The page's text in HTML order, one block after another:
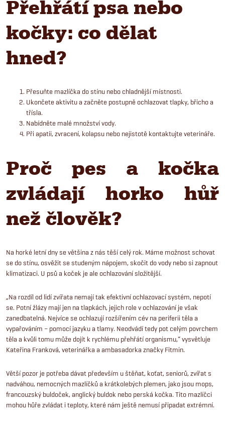
Přehřátí psa nebo
kočky: co dělat
hned?
Přesuňte mazlíčka do stínu nebo chladnější místnosti.
Ukončete aktivitu a začněte postupně ochlazovat tlapky, břicho a
třísla.
Nabídněte malé množství vody.
Při apatii, zvracení, kolapsu nebo nejistotě kontaktujte veterináře.
Proč pes a kočka
zvládají horko hůř
než člověk?
Na horké letní dny se většina z nás těší celý rok. Máme možnost schovat
se do stínu, osvěžit se studeným nápojem, skočit do vody nebo si zapnout
klimatizaci. U psů a koček je ale ochlazování složitější.
„Na rozdíl od lidí zvířata nemají tak efektivní ochlazovací systém, nepotí
se. Potní žlázy mají jen na tlapkách, jejich role v ochlazování je však
zanedbatelná. Nejvíce se ochlazují rozšířením cév na periferii těla a
vypařováním – pomocí jazyku a tlamy. Neodvádí tedy pot celým povrchem
těla a kvůli tomu může dojít k rychlému přehřátí organismu,“ vysvětluje
Kateřina Franková, veterinářka a ambasadorka značky Fitmin.
Větší pozor je potřeba dávat především u štěňat, koťat, seniorů, zvířat s
nadváhou, nemocných mazlíčků a krátkolebých plemen, jako jsou mops,
francouzský buldoček, anglický buldok nebo perská kočka. Tito mazlíčci
mohou hůře zvládat i teploty, které nám ještě nemusí připadat extrémní.